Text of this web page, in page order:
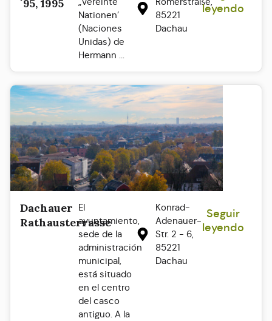
´95, 1995
Nationen’
(Naciones
Unidas) de
Hermann ...
85221
Dachau
leyendo
Dachauer
Rathausterrasse
El
ayuntamiento,
sede de la
administración
municipal,
está situado
en el centro
del casco
antiguo. A la
Konrad-
Adenauer-
Str. 2 - 6,
85221
Dachau
Seguir
leyendo